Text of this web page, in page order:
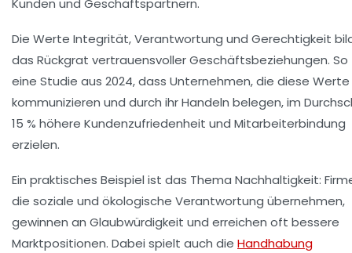
Kunden und Geschäftspartnern.
Die Werte Integrität,Verantwortung und Gerechtigkeit
das Rückgrat vertrauensvoller Geschäftsbeziehungen.
eine Studie aus 2024, dass Unternehmen, die diese
kommunizieren und durch ihr Handeln belegen, im
15 % höhere Kundenzufriedenheit und Mitarbeiterbindung
erzielen.
Ein praktisches Beispiel ist das Thema Nachhaltigkeit:
die soziale und ökologische Verantwortung übernehmen,
gewinnen an Glaubwürdigkeit und erreichen oft bessere
Marktpositionen. Dabei spielt auch die Handhabung